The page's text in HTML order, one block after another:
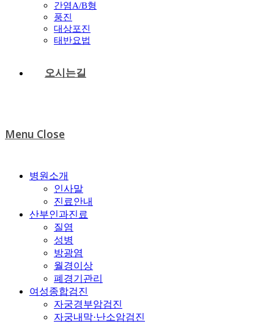
간염A/B형
풍진
대상포진
태반요법
오시는길
Menu Close
병원소개
인사말
진료안내
산부인과진료
질염
성병
방광염
월경이상
폐경기관리
여성종합검진
자궁경부암검진
자궁내막·난소암검진